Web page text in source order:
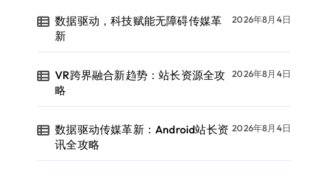
数据驱动，科技赋能无障碍传媒革
新
2026年8月4日
VR跨界融合新趋势：站长资源全攻
略
2026年8月4日
数据驱动传媒革新：Android站长资
讯全攻略
2026年8月4日